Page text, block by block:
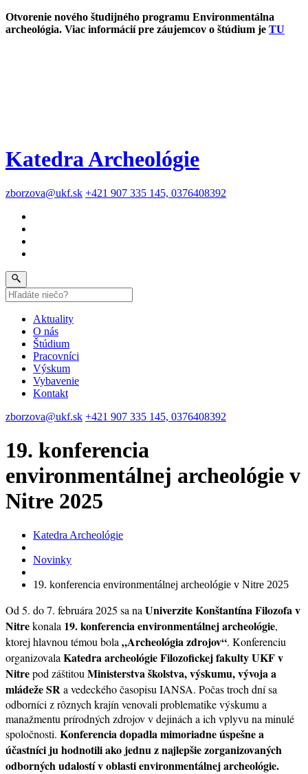
Otvorenie nového študijného programu Environmentálna
archeológia. Viac informácií pre záujemcov o štúdium je TU
Katedra Archeológie
zborzova@ukf.sk +421 907 335 145, 0376408392
Aktuality
O nás
Štúdium
Pracovníci
Výskum
Vybavenie
Kontakt
zborzova@ukf.sk +421 907 335 145, 0376408392
19. konferencia
environmentálnej archeológie v
Nitre 2025
Katedra Archeológie
Novinky
19. konferencia environmentálnej archeológie v Nitre 2025
Od 5. do 7. februára 2025 sa na Univerzite Konštantína Filozofa v
Nitrekonala 19. konferencia environmentálnej archeológie,
ktorej hlavnou témou bola „Archeológia zdrojov“. Konferenciu
organizovala Katedra archeológie Filozofickej fakulty UKF v
Nitrepod záštitou Ministerstva školstva, výskumu, vývoja a
mládeže SRa vedeckého časopisu IANSA. Počas troch dní sa
odborníci z rôznych krajín venovali problematike výskumu a
manažmentu prírodných zdrojov v dejinách a ich vplyvu na minulé
spoločnosti. Konferencia dopadla mimoriadne úspešne a
účastníci ju hodnotili ako jednu z najlepšie zorganizovaných
odborných udalostí v oblasti environmentálnej archeológie.